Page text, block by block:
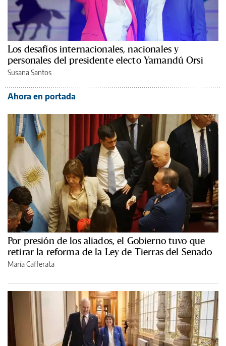
Los desafíos internacionales, nacionales y
personales del presidente electo Yamandú Orsi
Susana Santos
Ahora en portada
Por presión de los aliados, el Gobierno tuvo que
retirar la reforma de la Ley de Tierras del Senado
María Cafferata